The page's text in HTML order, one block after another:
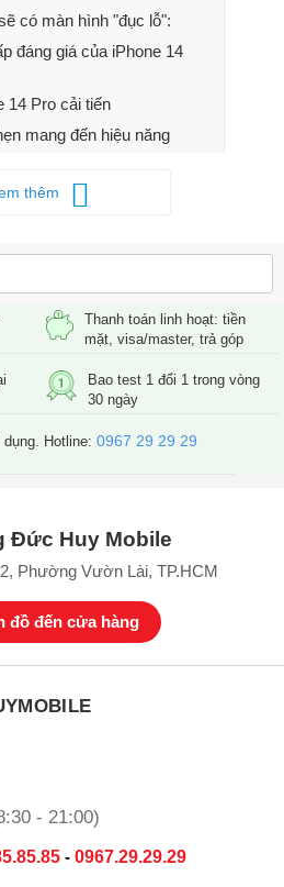
có màn hình "đục lỗ":
đáng giá của iPhone 14
14 Pro cải tiến
mang đến hiệu năng
128GB trên iPhone 14 Pro
VN/A. Mời quý khách tham khảo
dung lượng khác.
Giá bán
23.599.000 đ
thêm
Thanh toán linh hoạt: tiền
mặt, visa/master, trả góp
Bao test 1 đổi 1 trong vòng
30 ngày
Hotline: 0967 29 29 29
Đức Huy Mobile
Phường Vườn Lài, TP.HCM
đồ đến cửa hàng
- 21:00)
- 0967.29.29.29